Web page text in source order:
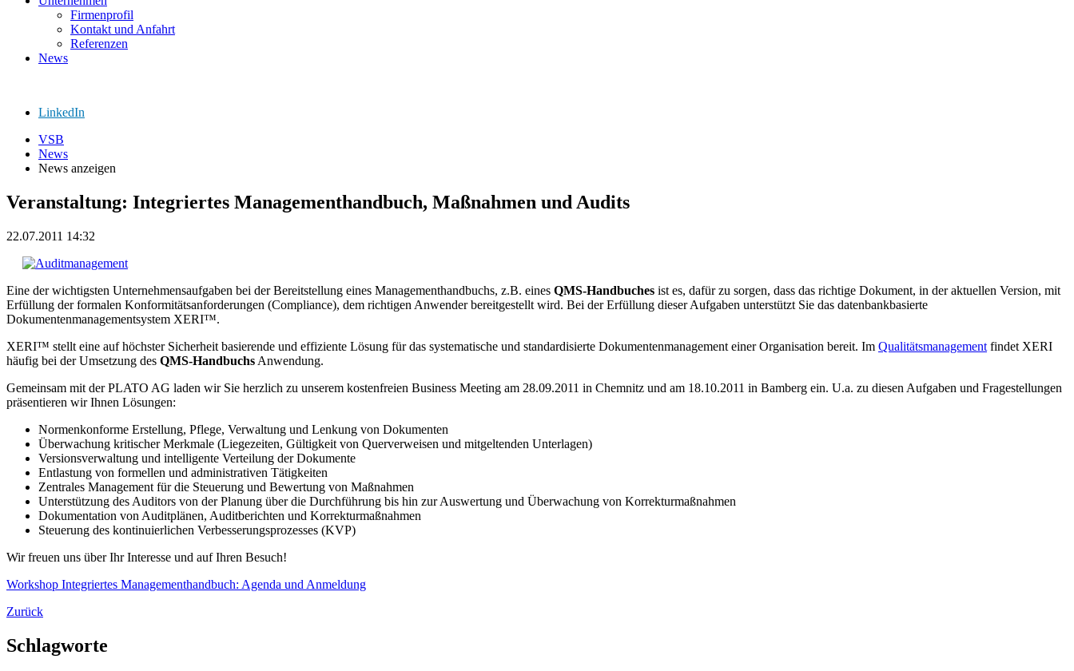
Firmenprofil
Kontakt und Anfahrt
Referenzen
News
LinkedIn
VSB
News
News anzeigen
Veranstaltung: Integriertes Managementhandbuch, Maßnahmen und Audits
22.07.2011 14:32
Eine der wichtigsten Unternehmensaufgaben bei der Bereitstellung eines Managementhandbuchs, z.B. eines QMS-Handbuches ist es, dafür zu sorgen, dass das richtige Dokument, in der aktuellen Version, mit
Erfüllung der formalen Konformitätsanforderungen (Compliance), dem richtigen Anwender bereitgestellt wird. Bei der Erfüllung dieser Aufgaben unterstützt Sie das datenbankbasierte
Dokumentenmanagementsystem XERI™.
XERI™ stellt eine auf höchster Sicherheit basierende und effiziente Lösung für das systematische und standardisierte Dokumentenmanagement einer Organisation bereit. Im Qualitätsmanagement findet XERI
häufig bei der Umsetzung des QMS-Handbuchs Anwendung.
Gemeinsam mit der PLATO AG laden wir Sie herzlich zu unserem kostenfreien Business Meeting am 28.09.2011 in Chemnitz und am 18.10.2011 in Bamberg ein. U.a. zu diesen Aufgaben und Fragestellungen
präsentieren wir Ihnen Lösungen:
Normenkonforme Erstellung, Pflege, Verwaltung und Lenkung von Dokumenten
Überwachung kritischer Merkmale (Liegezeiten, Gültigkeit von Querverweisen und mitgeltenden Unterlagen)
Versionsverwaltung und intelligente Verteilung der Dokumente
Entlastung von formellen und administrativen Tätigkeiten
Zentrales Management für die Steuerung und Bewertung von Maßnahmen
Unterstützung des Auditors von der Planung über die Durchführung bis hin zur Auswertung und Überwachung von Korrekturmaßnahmen
Dokumentation von Auditplänen, Auditberichten und Korrekturmaßnahmen
Steuerung des kontinuierlichen Verbesserungsprozesses (KVP)
Wir freuen uns über Ihr Interesse und auf Ihren Besuch!
Workshop Integriertes Managementhandbuch: Agenda und Anmeldung
Zurück
Schlagworte